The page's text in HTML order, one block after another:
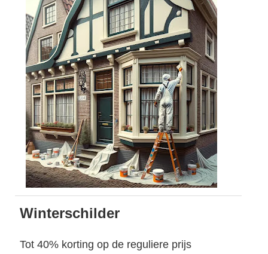
Winterschilder
Tot 40% korting op de reguliere prijs